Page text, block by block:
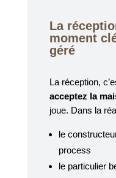
La
moment
géré
La réception,
acceptez la
joue. Dans la
le
process
le particulier